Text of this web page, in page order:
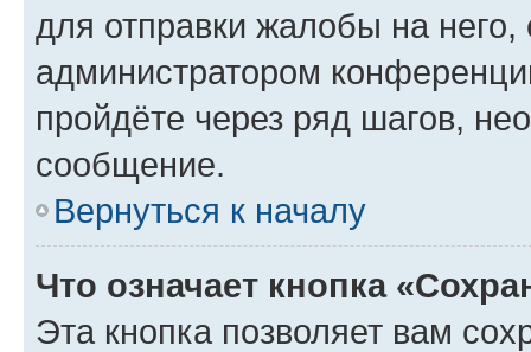
для отправки жалобы на
администратором
пройдёте через ряд шагов,
сообщение.
Вернуться к началу
Что означает кнопка
Эта кнопка позволяет вам